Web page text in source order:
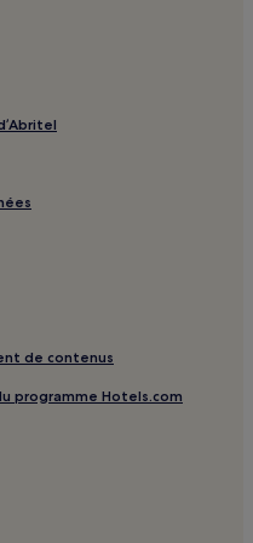
de Shanghai : hôtels à
de Singapour à
avec centre de
pas chers
familiaux
de contenus
programme Hotels.com